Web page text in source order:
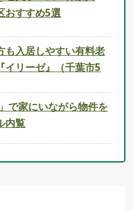
おすすめ5選
も入居しやすい有料老
イリーゼ』（千葉市5
で家にいながら物件を
内覧